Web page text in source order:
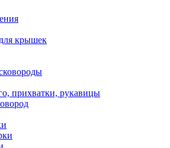
крышек
прихватки, рукавицы